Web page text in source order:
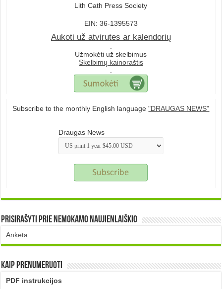
Lith Cath Press Society
EIN: 36-1395573
Aukoti už atvirutes ar kalendorių
.
Užmokėti už skelbimus
Skelbimų kainoraštis
.
Subscribe to the monthly English language"DRAUGAS NEWS"
Draugas News
Prisirašyti prie nemokamo naujienlaiškio
Anketa
Kaip prenumeruoti
PDF instrukcijos